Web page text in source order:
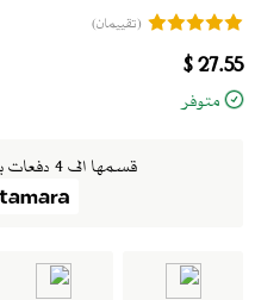
(تقييمان)
27.55 $
متوفر
قسمها الى 4 دفعات بدون فوائد بقيمة